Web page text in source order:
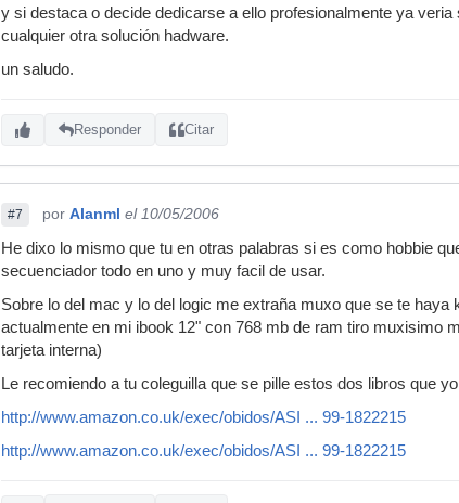
y si destaca o decide dedicarse a ello profesionalmente ya
cualquier otra solución hadware.
un saludo.
Responder Citar
#7 por Alanml el 10/05/2006
He dixo lo mismo que tu en otras palabras si es como hobbie
secuenciador todo en uno y muy facil de usar.
Sobre lo del mac y lo del logic me extraña muxo que se te
actualmente en mi ibook 12" con 768 mb de ram tiro muxisimo
tarjeta interna)
Le recomiendo a tu coleguilla que se pille estos dos libros que
http://www.amazon.co.uk/exec/obidos/ASI ... 99-1822215
http://www.amazon.co.uk/exec/obidos/ASI ... 99-1822215